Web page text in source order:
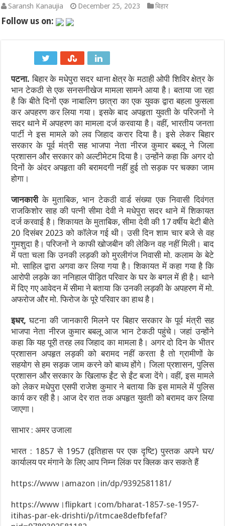
भारत-चीन सीमा वार्ता 2026: LAC पर शांति और कूटनीतिक संवाद का
IND vs SL 2026: श्रीलंका दौरे पर भारत को बड़ा झटका! अभ्यास मैच से
IND vs SL Test Series 2026: मुथैया मुरलीधरन का ‘800’ का
600वां टेस्ट: भारतीय क्रिकेट का ऐतिहासिक पड़ाव, गाले में रचेगा नया
WTC Final Race 2025-27: भारत बनाम श्रीलंका टेस्ट सीरीज क्यों है
Saransh Kanaujia December 25, 2023 बिहार
Follow us on:
पटना. बिहार के मधेपुरा सदर थाना क्षेत्र के मठाही ओपी शिविर क्षेत्र के
भान टेकठी से एक सनसनीखेज मामला सामने आया है। बताया जा रहा
है कि बीते दिनों एक नाबालिग छात्रा का एक युवक द्वारा बहला फुसला
कर अपहरण कर लिया गया। इसके बाद अपहृता युवती के परिजनों ने
सदर थाने में अपहरण का मामला दर्ज करवाया है। वहीं, भारतीय जनता
पार्टी ने इस मामले को लव जिहाद करार दिया है। इसे लेकर बिहार
सरकार के पूर्व मंत्री सह भाजपा नेता नीरज कुमार बबलू ने जिला
प्रशासन और सरकार को अल्टीमेटम दिया है। उन्होंने कहा कि अगर दो
दिनों के अंदर अपहृता की बरामदगी नहीं हुई तो सड़क पर चक्का जाम
होगा।
जानकारीके मुताबिक, भान टेकठी वार्ड संख्या एक निवासी दिवंगत
राजकिशोर साह की पत्नी सीमा देवी ने मधेपुरा सदर थाने में शिकायत
दर्ज करवाई है। शिकायत के मुताबिक, सीमा देवी की 17 वर्षीय बेटी बीते
20 दिसंबर 2023 को कॉलेज गई थी। उसी दिन शाम चार बजे से वह
गुमशुदा है। परिजनों ने काफी खोजबीन की लेकिन वह नहीं मिली। बाद
में पता चला कि उनकी लड़की को मुरलीगंज निवासी मो. कलाम के बेटे
मो. साहिल द्वारा अगवा कर लिया गया है। शिकायत में कहा गया है कि
आरोपी लड़के का ननिहाल पीड़ित परिवार के घर के बगल में ही है। थाने
में दिए गए आवेदन में सीमा ने बताया कि उनकी लड़की के अपहरण में मो.
अफरोज और मो. फिरोज के पूरे परिवार का हाथ है।
इधर, घटना की जानकारी मिलने पर बिहार सरकार के पूर्व मंत्री सह
भाजपा नेता नीरज कुमार बबलू आज भान टेकठी पहुंचे। जहां उन्होंने
कहा कि यह पूरी तरह लव जिहाद का मामला है। अगर दो दिन के भीतर
प्रशासन अपहृत लड़की को बरामद नहीं करता है तो ग्रामीणों के
सहयोग से हम सड़क जाम करने को बाध्य होंगे। जिला प्रशासन, पुलिस
प्रशासन और सरकार के खिलाफ ईंट से ईंट बजा देंगे। वहीं, इस मामले
को लेकर मधेपुरा एसपी राजेश कुमार ने बताया कि इस मामले में पुलिस
कार्य कर रही है। आज देर रात तक अपहृत युवती को बरामद कर लिया
जाएगा।
साभार : अमर उजाला
भारत : 1857 से 1957 (इतिहास पर एक दृष्टि) पुस्तक अपने घर/
कार्यालय पर मंगाने के लिए आप निम्न लिंक पर क्लिक कर सकते हैं
https://www।amazon।in/dp/9392581181/
https://www।flipkart।com/bharat-1857-se-1957-
itihas-par-ek-drishti/p/itmcae8defbfefaf?